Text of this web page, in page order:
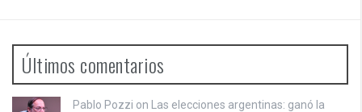
Últimos comentarios
Pablo Pozzi on
Las elecciones argentinas: ganó la